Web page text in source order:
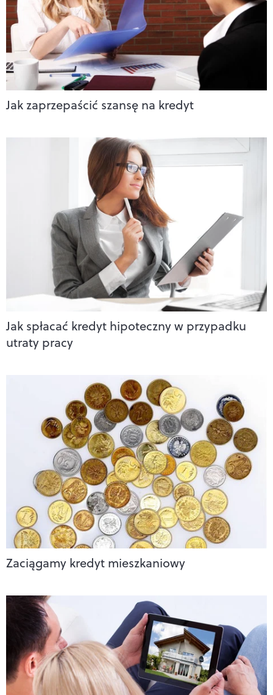
Jak zaprzepaścić szansę na kredyt
Jak spłacać kredyt hipoteczny w przypadku
utraty pracy
Zaciągamy kredyt mieszkaniowy